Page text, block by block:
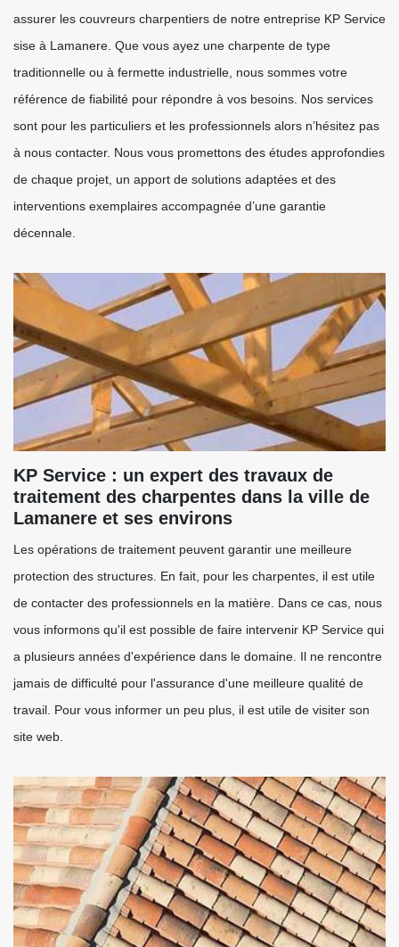
assurer les couvreurs charpentiers de notre entreprise KP Service
sise à Lamanere. Que vous ayez une charpente de type
traditionnelle ou à fermette industrielle, nous sommes votre
référence de fiabilité pour répondre à vos besoins. Nos services
sont pour les particuliers et les professionnels alors n’hésitez pas
à nous contacter. Nous vous promettons des études approfondies
de chaque projet, un apport de solutions adaptées et des
interventions exemplaires accompagnée d’une garantie
décennale.
KP Service : un expert des travaux de
traitement des charpentes dans la ville de
Lamanere et ses environs
Les opérations de traitement peuvent garantir une meilleure
protection des structures. En fait, pour les charpentes, il est utile
de contacter des professionnels en la matière. Dans ce cas, nous
vous informons qu'il est possible de faire intervenir KP Service qui
a plusieurs années d'expérience dans le domaine. Il ne rencontre
jamais de difficulté pour l'assurance d'une meilleure qualité de
travail. Pour vous informer un peu plus, il est utile de visiter son
site web.